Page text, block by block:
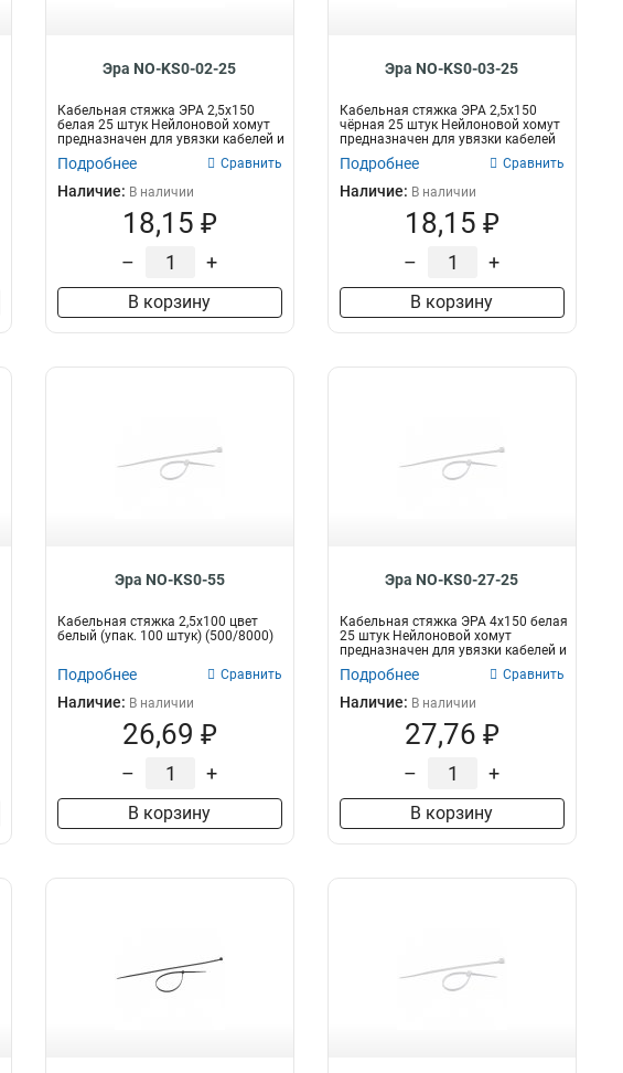
Эра NO-KS0-02-25
Кабельная стяжка ЭРА 2,5х150
белая 25 штук Нейлоновой хомут
предназначен для увязки кабелей и
Подробнее Сравнить
Наличие: В наличии
18,15 ₽
– +
В корзину
Эра NO-KS0-03-25
Кабельная стяжка ЭРА 2,5х150
чёрная 25 штук Нейлоновой хомут
предназначен для увязки кабелей
Подробнее Сравнить
Наличие: В наличии
18,15 ₽
– +
В корзину
Эра NO-KS0-55
Кабельная стяжка 2,5х100 цвет
белый (упак. 100 штук) (500/8000)
Подробнее Сравнить
Наличие: В наличии
26,69 ₽
– +
В корзину
Эра NO-KS0-27-25
Кабельная стяжка ЭРА 4х150 белая
25 штук Нейлоновой хомут
предназначен для увязки кабелей и
Подробнее Сравнить
Наличие: В наличии
27,76 ₽
– +
В корзину